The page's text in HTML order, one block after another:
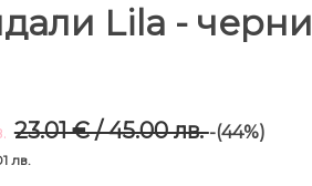
Lila - черни
23.01 € / 45.00 лв.-(44%)
лв.